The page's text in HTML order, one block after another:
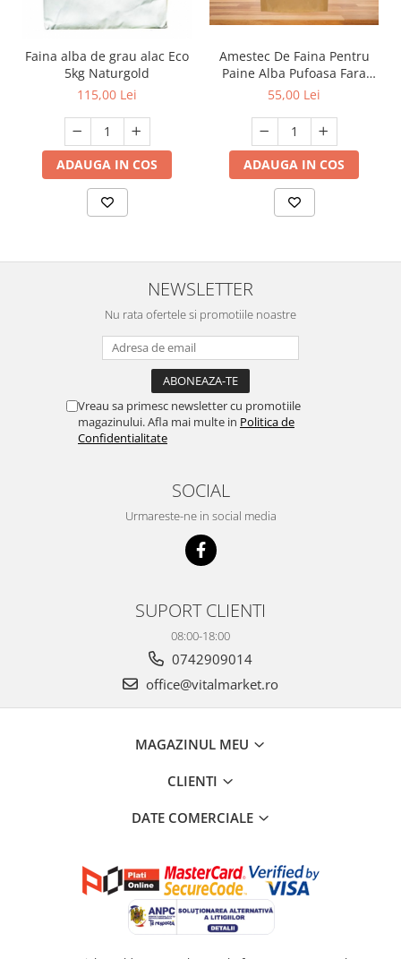
Faina alba de grau alac Eco
5kg Naturgold
115,00 Lei
ADAUGA IN COS
Amestec De Faina Pentru
Paine Alba Pufoasa Fara
Gluten 1kg Szafi Free
55,00 Lei
ADAUGA IN COS
NEWSLETTER
Nu rata ofertele si promotiile noastre
Vreau sa primesc newsletter cu promotiile
magazinului. Afla mai multe in Politica de
Confidentialitate
SOCIAL
Urmareste-ne in social media
SUPORT CLIENTI
08:00-18:00
0742909014
office@vitalmarket.ro
MAGAZINUL MEU
CLIENTI
DATE COMERCIALE